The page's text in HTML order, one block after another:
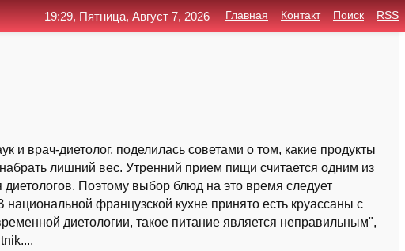
и врач-диетолог, поделилась советами о том, какие продукты
лишний вес. Утренний прием пищи считается одним из
Поэтому выбор блюд на это время следует
французской кухне принято есть круассаны с
диетологии, такое питание является неправильным",
19:29, Пятница, Август 7, 2026 Главная Контакт Поиск RSS